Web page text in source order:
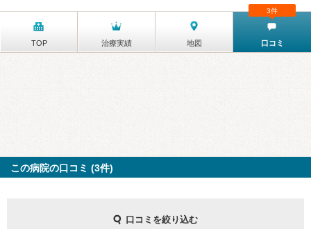
TOP 治療実績 地図 口コミ
3件
この病院の口コミ (3件)
口コミを絞り込む